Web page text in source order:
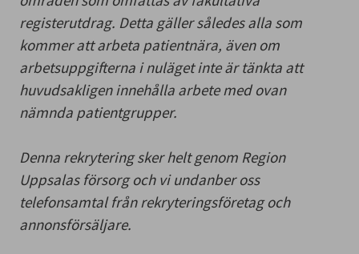
registerutdrag. Detta gäller således alla som
kommer att arbeta patientnära, även om
arbetsuppgifterna i nuläget inte är tänkta att
huvudsakligen innehålla arbete med ovan
nämnda patientgrupper.
Denna rekrytering sker helt genom Region
Uppsalas försorg och vi undanber oss
telefonsamtal från rekryteringsföretag och
annonsförsäljare.